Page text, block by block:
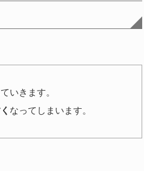
いきます。
なってしまいます。